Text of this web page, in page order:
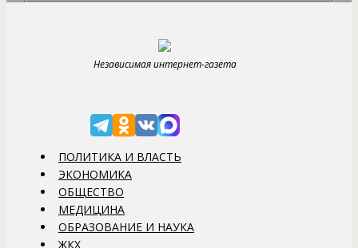
Независимая интернет-газета
ПОЛИТИКА И ВЛАСТЬ
ЭКОНОМИКА
ОБЩЕСТВО
МЕДИЦИНА
ОБРАЗОВАНИЕ И НАУКА
ЖКХ